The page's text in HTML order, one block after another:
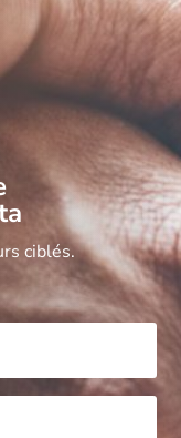
ciblés.